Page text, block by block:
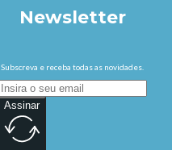
Newsletter
Subscreva e receba todas as novidades.
Assinar